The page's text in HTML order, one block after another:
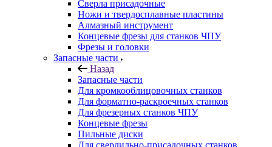
Сверла присадочные
Ножи и твердосплавные пластины
Алмазный инструмент
Концевые фрезы для станков ЧПУ
Фрезы и головки
Запасные части
Назад
Запасные части
Для кромкооблицовочных станков
Для форматно-раскроечных станков
Для фрезерных станков ЧПУ
Концевые фрезы
Пильные диски
Для сверлильно-присадочных станков